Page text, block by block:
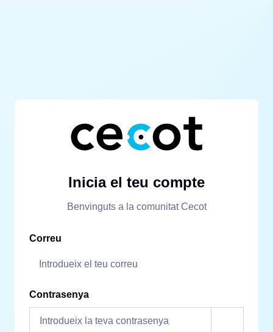
Inicia el teu compte
Benvinguts a la comunitat Cecot
Correu
Contrasenya